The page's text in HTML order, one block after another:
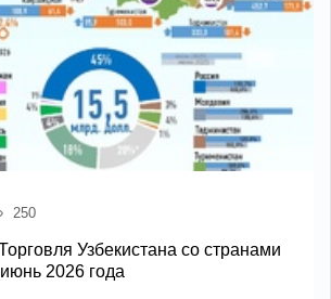
250
Узбекистана со странами
2026 года